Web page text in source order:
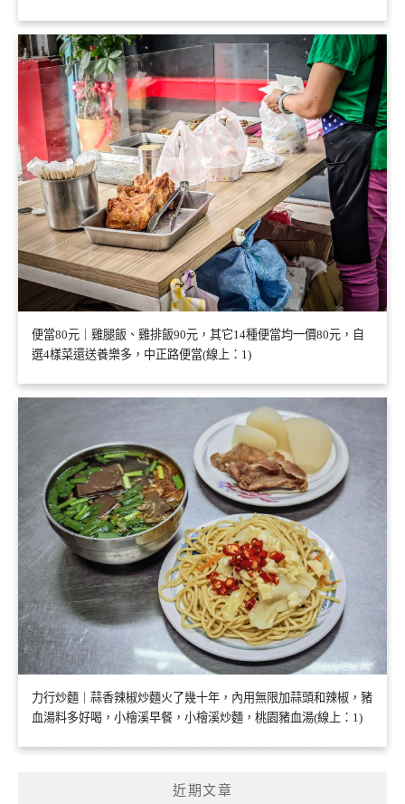
便當80元｜雞腿飯、雞排飯90元，其它14種便當均一價80元，自
選4樣菜還送養樂多，中正路便當(線上：1)
力行炒麵｜蒜香辣椒炒麵火了幾十年，內用無限加蒜頭和辣椒，豬
血湯料多好喝，小檜溪早餐，小檜溪炒麵，桃園豬血湯(線上：1)
近期文章